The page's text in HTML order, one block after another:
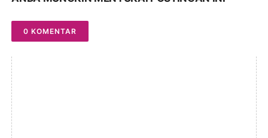
0 KOMENTAR